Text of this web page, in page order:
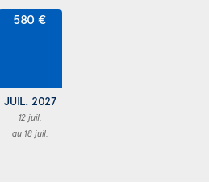
580 €
JUIL. 2027
12 juil.
au 18 juil.